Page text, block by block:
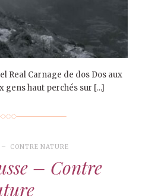
Real Carnage de dos Dos aux
gens haut perchés sur […]
CONTRE NATURE
– Contre